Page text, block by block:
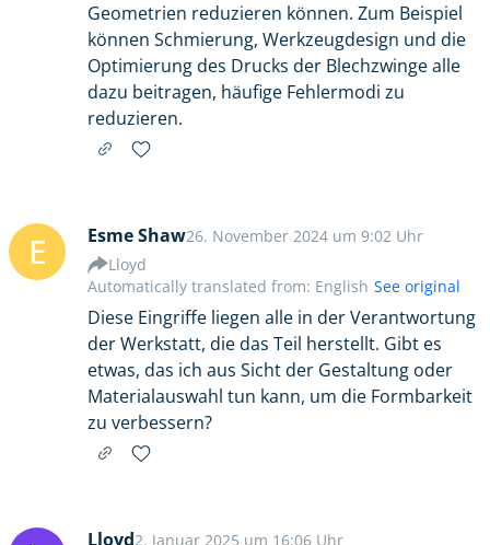
Geometrien reduzieren können. Zum Beispiel
können Schmierung, Werkzeugdesign und die
Optimierung des Drucks der Blechzwinge alle
dazu beitragen, häufige Fehlermodi zu
reduzieren.
E Esme Shaw26. November 2024 um 9:02 Uhr
Lloyd
Diese Eingriffe liegen alle in der Verantwortung
der Werkstatt, die das Teil herstellt. Gibt es
etwas, das ich aus Sicht der Gestaltung oder
Materialauswahl tun kann, um die Formbarkeit
zu verbessern?
Automatically translated from: English See original
Lloyd2. Januar 2025 um 16:06 Uhr